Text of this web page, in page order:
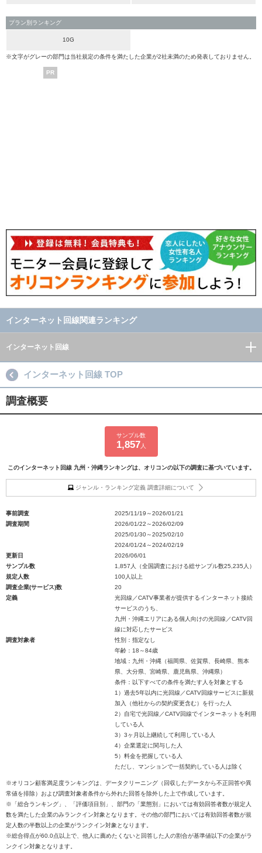
プラン別ランキング
10G
※文字がグレーの部門は当社規定の条件を満たした企業が2社未満のため発表しておりません。
PR
インターネット回線関連ランキング
インターネット回線
インターネット回線 TOP
調査概要
サンプル数
1,857 人
このインターネット回線 九州・沖縄ランキングは、オリコンの以下の調査に基づいています。
ジャンル・ランキング定義 調査詳細について
事前調査
2025/11/19～2026/01/21
調査期間
2026/01/22～2026/02/09
2025/01/30～2025/02/10
2024/01/24～2024/02/19
更新日
2026/06/01
サンプル数
1,857人（全国調査における総サンプル数25,235人）
規定人数
100人以上
調査企業(サービス)数
20
定義
光回線／CATV事業者が提供するインターネット接続
サービスのうち、
九州・沖縄エリアにある個人向けの光回線／CATV回
線に対応したサービス
調査対象者
性別：指定なし
年齢：18～84歳
地域：九州・沖縄（福岡県、佐賀県、長崎県、熊本
県、大分県、宮崎県、鹿児島県、沖縄県）
条件：以下すべての条件を満たす人を対象とする
1）過去5年以内に光回線／CATV回線サービスに新規
加入（他社からの契約変更含む）を行った人
2）自宅で光回線／CATV回線でインターネットを利用
している人
3）3ヶ月以上継続して利用している人
4）企業選定に関与した人
5）料金を把握している人
ただし、マンションで一括契約している人は除く
※オリコン顧客満足度ランキングは、データクリーニング（回収したデータから不正回答や異
常値を排除）および調査対象者条件から外れた回答を除外した上で作成しています。
※「総合ランキング」、「評価項目別」、部門の「業態別」においては有効回答者数が規定人
数を満たした企業のみランクイン対象となります。その他の部門においては有効回答者数が規
定人数の半数以上の企業がランクイン対象となります。
※総合得点が60.0点以上で、他人に薦めたくないと回答した人の割合が基準値以下の企業がラ
ンクイン対象となります。